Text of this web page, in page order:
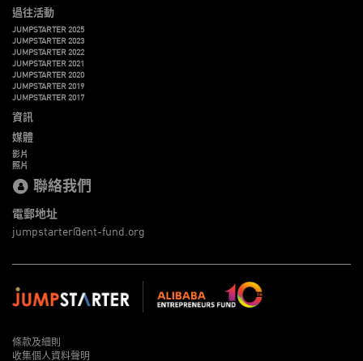
過往活動
JUMPSTARTER 2025
JUMPSTARTER 2023
JUMPSTARTER 2022
JUMPSTARTER 2021
JUMPSTARTER 2020
JUMPSTARTER 2019
JUMPSTARTER 2017
資訊
媒體
影片
照片
聯絡我們
電郵地址
jumpstarter@ent-fund.org
條款及細則
收集個人資料聲明